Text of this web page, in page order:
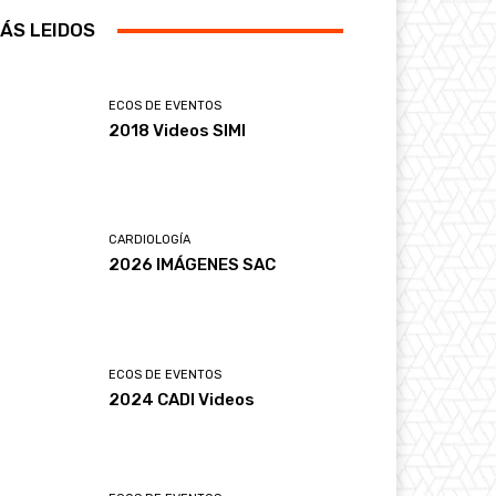
LEIDOS
ECOS DE EVENTOS
2018 Videos SIMI
CARDIOLOGÍA
2026 IMÁGENES SAC
ECOS DE EVENTOS
2024 CADI Videos